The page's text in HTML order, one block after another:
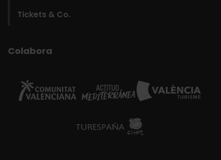
Tickets & Co.
Colabora